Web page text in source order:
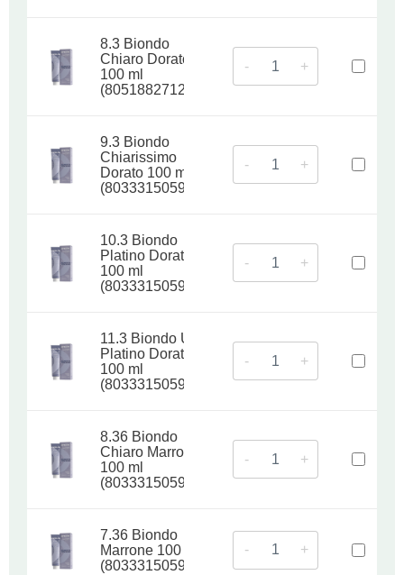
8.3 Biondo
Chiaro Dorato
100 ml
(8051882712446)
- +
9.3 Biondo
Chiarissimo
Dorato 100 ml
(8033315059052)
- +
10.3 Biondo
Platino Dorato
100 ml
(8033315059045)
- +
11.3 Biondo Ultra
Platino Dorato
100 ml
(8033315059038)
- +
8.36 Biondo
Chiaro Marrone
100 ml
(8033315059106)
- +
7.36 Biondo
Marrone 100 ml
(8033315059113)
- +